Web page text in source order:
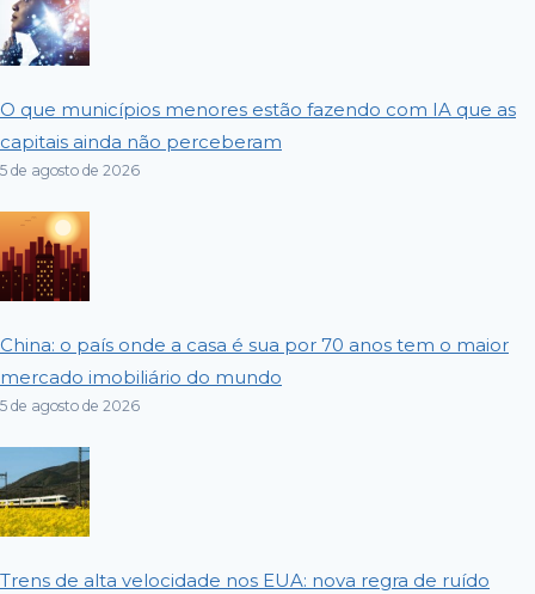
O que municípios menores estão fazendo com IA que as
capitais ainda não perceberam
5 de agosto de 2026
China: o país onde a casa é sua por 70 anos tem o maior
mercado imobiliário do mundo
5 de agosto de 2026
Trens de alta velocidade nos EUA: nova regra de ruído